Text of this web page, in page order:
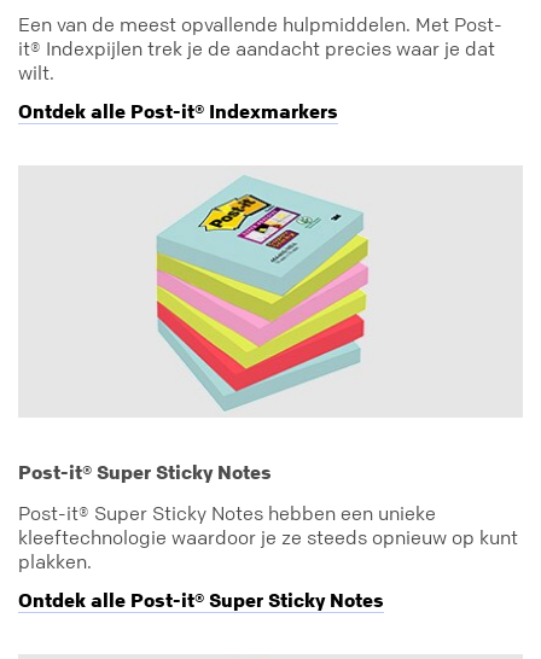
Een van de meest opvallende hulpmiddelen. Met Post-
it® Indexpijlen trek je de aandacht precies waar je dat
wilt.
Ontdek alle Post-it® Indexmarkers
Post-it® Super Sticky Notes
Post-it® Super Sticky Notes hebben een unieke
kleeftechnologie waardoor je ze steeds opnieuw op kunt
plakken.
Ontdek alle Post-it® Super Sticky Notes